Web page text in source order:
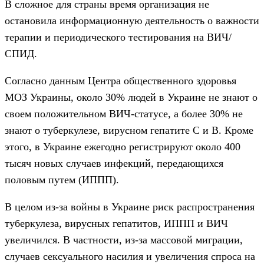
В сложное для страны время организация не
остановила информационную деятельность о важности
терапии и периодического тестирования на ВИЧ/
СПИД.
Согласно данным Центра общественного здоровья
МОЗ Украины, около 30% людей в Украине не знают о
своем положительном ВИЧ-статусе, а более 30% не
знают о туберкулезе, вирусном гепатите C и В. Кроме
этого, в Украине ежегодно регистрируют около 400
тысяч новых случаев инфекций, передающихся
половым путем (ИППП).
В целом из-за войны в Украине риск распространения
туберкулеза, вирусных гепатитов, ИППП и ВИЧ
увеличился. В частности, из-за массовой миграции,
случаев сексуального насилия и увеличения спроса на